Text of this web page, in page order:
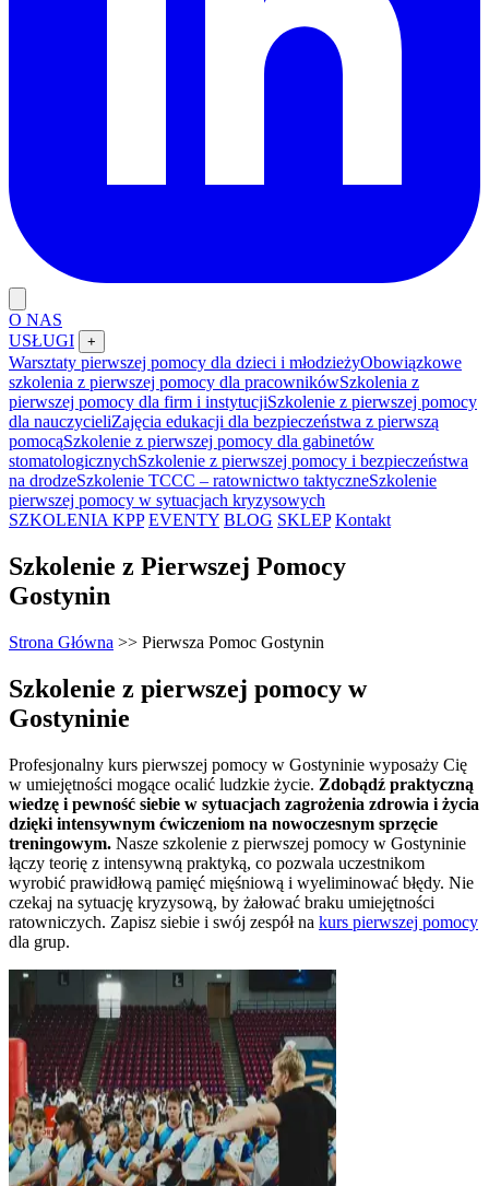
O NAS
USŁUGI
+
Warsztaty pierwszej pomocy dla dzieci i młodzieżyObowiązkowe
szkolenia z pierwszej pomocy dla pracownikówSzkolenia z
pierwszej pomocy dla firm i instytucjiSzkolenie z pierwszej pomocy
dla nauczycieliZajęcia edukacji dla bezpieczeństwa z pierwszą
pomocąSzkolenie z pierwszej pomocy dla gabinetów
stomatologicznychSzkolenie z pierwszej pomocy i bezpieczeństwa
na drodzeSzkolenie TCCC – ratownictwo taktyczneSzkolenie
pierwszej pomocy w sytuacjach kryzysowych
SZKOLENIA KPP EVENTY BLOG SKLEP Kontakt
Szkolenie z Pierwszej Pomocy
Gostynin
Strona Główna >> Pierwsza Pomoc Gostynin
Szkolenie z pierwszej pomocy w
Gostyninie
Profesjonalny kurs pierwszej pomocy w Gostyninie wyposaży Cię
w umiejętności mogące ocalić ludzkie życie. Zdobądź praktyczną
wiedzę i pewność siebie w sytuacjach zagrożenia zdrowia i życia
dzięki intensywnym ćwiczeniom na nowoczesnym sprzęcie
treningowym. Nasze szkolenie z pierwszej pomocy w Gostyninie
łączy teorię z intensywną praktyką, co pozwala uczestnikom
wyrobić prawidłową pamięć mięśniową i wyeliminować błędy. Nie
czekaj na sytuację kryzysową, by żałować braku umiejętności
ratowniczych. Zapisz siebie i swój zespół na kurs pierwszej pomocy
dla grup.